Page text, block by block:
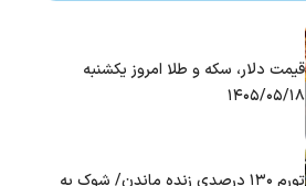
قیمت دلار، سکه و طلا امروز یکشنبه
۱۴۰۵/۰۵/۱۸
تورم ۱۳۰ درصدی زنده ماندن/ شوک به